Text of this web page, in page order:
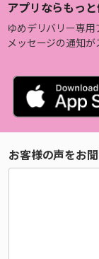
アプリならもっ
ゆめデリバリー専用
メッセージの通知が
お客様の声をお